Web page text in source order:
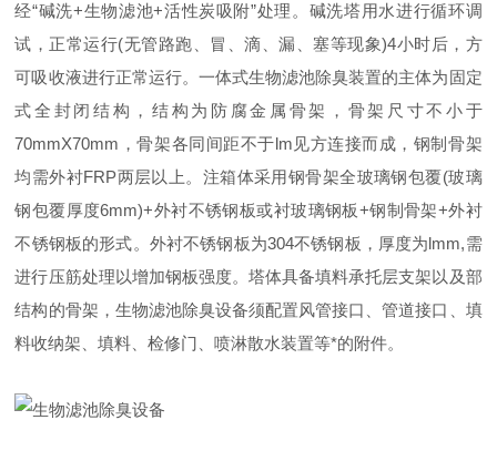
经“碱洗+生物滤池+活性炭吸附”处理。碱洗塔用水进行循环调
试，正常运行(无管路跑、冒、滴、漏、塞等现象)4小时后，方
可吸收液进行正常运行。一体式生物滤池除臭装置的主体为固定
式全封闭结构，结构为防腐金属骨架，骨架尺寸不小于
70mmX70mm，骨架各同间距不于lm见方连接而成，钢制骨架
均需外衬FRP两层以上。注箱体采用钢骨架全玻璃钢包覆(玻璃
钢包覆厚度6mm)+外衬不锈钢板或衬玻璃钢板+钢制骨架+外衬
不锈钢板的形式。外衬不锈钢板为304不锈钢板，厚度为lmm,需
进行压筋处理以增加钢板强度。塔体具备填料承托层支架以及部
结构的骨架，生物滤池除臭设备须配置风管接口、管道接口、填
料收纳架、填料、检修门、喷淋散水装置等*的附件。